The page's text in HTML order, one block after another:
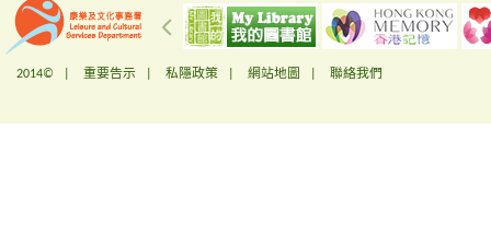
2014© | 重要告示 私隱政策 網站地圖 聯絡我們